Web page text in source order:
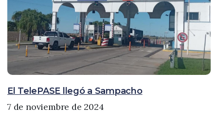
El TelePASE llegó a Sampacho
7 de noviembre de 2024